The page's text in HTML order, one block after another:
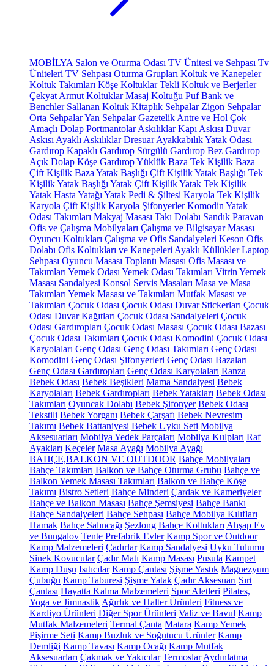
MOBİLYA Salon ve Oturma Odası TV Ünitesi ve Sehpası Tv
Üniteleri TV Sehpası Oturma Grupları Koltuk ve Kanepeler
Koltuk Takımları Köşe Koltuklar Tekli Koltuk ve Berjerler
Çekyat Armut Koltuklar Masaj Koltuğu Puf Bank ve
Benchler Sallanan Koltuk Kitaplık Sehpalar Zigon Sehpalar
Orta SehpalarYan Sehpalar Gazetelik Antre ve Hol Çok
Amaçlı Dolap Portmantolar Askılıklar Kapı Askısı Duvar
Askısı Ayaklı Askılıklar Dresuar AyakkabılıkYatak Odası
Gardırop Kapaklı Gardırop Sürgülü Gardırop Bez Gardırop
Açık Dolap Köşe GardıropYüklük Baza Tek Kişilik Baza
Çift Kişilik Baza Yatak Başlığı Çift Kişilik Yatak Başlığı Tek
Kişilik Yatak Başlığı Yatak Çift Kişilik Yatak Tek Kişilik
Yatak Hasta Yatağı Yatak Pedi & Şiltesi Karyola Tek Kişilik
Karyola Çift Kişilik Karyola Şifonyerler Komodin Yatak
Odası Takımları Makyaj Masası Takı Dolabı Sandık Paravan
Ofis ve Çalışma Mobilyaları Çalışma ve Bilgisayar Masası
Oyuncu Koltukları Çalışma ve Ofis Sandalyeleri Keson Ofis
Dolabı Ofis Koltukları ve Kanepeleri Ayaklı Küllükler Laptop
Sehpası Oyuncu Masası Toplantı Masası Ofis Masası ve
Takımları Yemek Odası Yemek Odası Takımları Vitrin Yemek
Masası Sandalyesi Konsol Servis Masaları Masa ve Masa
Takımları Yemek Masası ve Takımları Mutfak Masası ve
Takımları Çocuk Odası Çocuk Odası Duvar Stickerları Çocuk
Odası Duvar Kağıtları Çocuk Odası Sandalyeleri Çocuk
Odası Gardıropları Çocuk Odası Masası Çocuk Odası Bazası
Çocuk Odası Takımları Çocuk Odası Komodini Çocuk Odası
Karyolaları Genç Odası Genç Odası Takımları Genç Odası
Komodini Genç Odası Şifonyerleri Genç Odası Bazaları
Genç Odası Gardıropları Genç Odası Karyolaları Ranza
Bebek Odası Bebek Beşikleri Mama Sandalyesi Bebek
Karyolaları Bebek Gardıropları Bebek Yatakları Bebek Odası
Takımları Oyuncak Dolabı Bebek Şifonyer Bebek Odası
Tekstili Bebek Yorganı Bebek Çarşafı Bebek Nevresim
Takımı Bebek Battaniyesi Bebek Uyku Seti Mobilya
Aksesuarları Mobilya Yedek Parçaları Mobilya Kulpları Raf
Ayakları Keçeler Masa Ayağı Mobilya Ayağı
BAHÇE,BALKON VE OUTDOOR Bahçe Mobilyaları
Bahçe Takımları Balkon ve Bahçe Oturma Grubu Bahçe ve
Balkon Yemek Masası Takımları Balkon ve Bahçe Köşe
Takımı Bistro Setleri Bahçe Minderi Çardak ve Kameriyeler
Bahçe ve Balkon Masası Bahçe Şemsiyesi Bahçe Bankı
Bahçe Sandalyeleri Bahçe Sehpası Bahçe Mobilya Kılıfları
Hamak Bahçe Salıncağı Şezlong Bahçe Koltukları Ahşap Ev
ve Bungalov Tente Prefabrik Evler Kamp Spor ve Outdoor
Kamp Malzemeleri Çadırlar Kamp Sandalyesi Uyku Tulumu
Sinek Kovucular Çadır Matı Kamp Masası Pusula Kampet
Kamp Duşu Isıtıcılar Kamp Çantası Şişme Yastık Magnezyum
Çubuğu Kamp Taburesi Şişme Yatak Çadır Aksesuarı Sırt
Çantası Hayatta Kalma Malzemeleri Spor Aletleri Pilates,
Yoga ve Jimnastik Ağırlık ve Halter Ürünleri Fitness ve
Kardiyo Ürünleri Diğer Spor Ürünleri Valiz ve Bavul Kamp
Mutfak Malzemeleri Termal Çanta Matara Kamp Yemek
Pişirme Seti Kamp Buzluk ve Soğutucu Ürünler Kamp
Demliği Kamp Tavası Kamp Ocağı Kamp Mutfak
Aksesuarları Çakmak ve Yakıcılar Termoslar Aydınlatma